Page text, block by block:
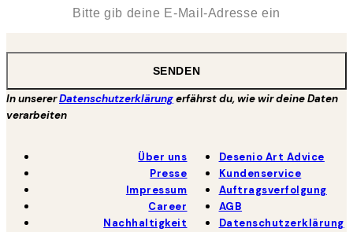
SENDEN
In unsererDatenschutzerklärungerfährst du, wie wir deine Daten
verarbeiten
Über uns
Presse
Impressum
Career
Nachhaltigkeit
Desenio Art Advice
Kundenservice
Auftragsverfolgung
AGB
Datenschutzerklärung